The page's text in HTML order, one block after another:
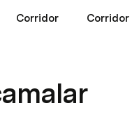
Corridor Corridor